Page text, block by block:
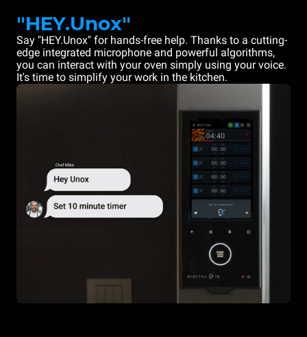
"HEY.Unox"
Say "HEY.Unox" for hands-free help. Thanks to a cutting-
edge integrated microphone and powerful algorithms,
you can interact with your oven simply using your voice.
It's time to simplify your work in the kitchen.